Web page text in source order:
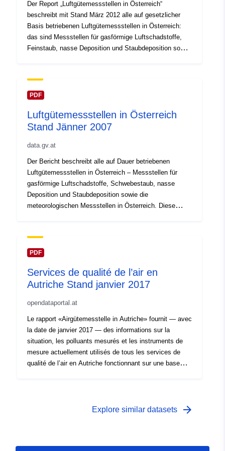
Der Report „Luftgütemessstellen in Österreich“
beschreibt mit Stand März 2012 alle auf gesetzlicher
Basis betriebenen Luftgütemessstellen in Österreich:
das sind Messstellen für gasförmige Luftschadstoffe,
Feinstaub, nasse Deposition und Staubdeposition sowie
Ämtern der Landesregierungen und dem
Umweltbundesamt betrieben. Zusätzlich sind im Report
von der Universität Innsbruck im Auftrag des
Bundesministeriums für Land- und Forstwirtschaft,
Betreibern der Luftgütemessnetze und der Zentralanstalt
für Meteorologie und Geodynamik betreut werden, sowie
die Depositionsmessstellen des Bundesforschungs- und
Ausbildungszentrums für Wald, Naturgefahren und
Landschaft.
PDF
Luftgütemessstellen in Österreich
Stand Jänner 2007
data.gv.at
Der Bericht beschreibt alle auf Dauer betriebenen
Luftgütemessstellen in Österreich – Messstellen für
gasförmige Luftschadstoffe, Schwebestaub, nasse
Deposition und Staubdeposition sowie die
meteorologischen Messstellen in Österreich. Diese
Bundesforschungs- und Ausbildungszentrum für Wald,
Naturgefahren und Landschaft betrieben. Zusätzlich sind
von der Universität Innsbruck im Auftrag des
Bundesministeriums für Land- und Forstwirtschaft,
Betreibern der Luftgütemessnetze und der Zentralanstalt
für Meteorologie und Geodynamik betrieben werden.
PDF
Services de qualité de l’air en
Autriche Stand janvier 2017
opendataportal.at
Le rapport «Airgütemesstelle in Autriche» fournit — avec
la date de janvier 2017 — des informations sur la
situation, les polluants mesurés et les instruments de
mesure actuellement utilisés de tous les services de
qualité de l’air en Autriche fonctionnant sur une base
de mesure des grandeurs météorologiques. Les réseaux
Explore similar datasets arrow_forward